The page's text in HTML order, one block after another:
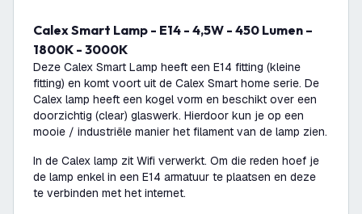
Calex Smart Lamp - E14 - 4,5W - 450 Lumen –
1800K - 3000K
Deze Calex Smart Lamp heeft een E14 fitting (kleine
fitting) en komt voort uit de Calex Smart home serie. De
Calex lamp heeft een kogel vorm en beschikt over een
doorzichtig (clear) glaswerk. Hierdoor kun je op een
mooie / industriële manier het filament van de lamp zien.
In de Calex lamp zit Wifi verwerkt. Om die reden hoef je
de lamp enkel in een E14 armatuur te plaatsen en deze
te verbinden met het internet.